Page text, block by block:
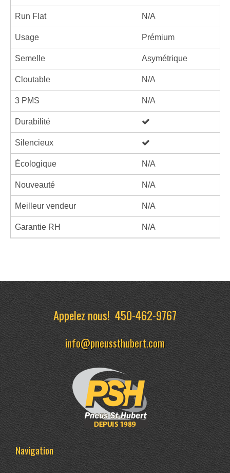
Run Flat N/A
Usage Prémium
Semelle Asymétrique
Cloutable N/A
3 PMS N/A
Durabilité
Silencieux
Écologique N/A
Nouveauté N/A
Meilleur vendeur N/A
Garantie RH N/A
Appelez nous!450-462-9767
info@pneussthubert.com
Navigation